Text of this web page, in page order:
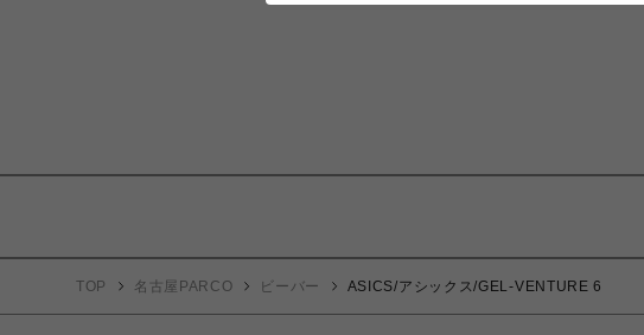
TOP 名古屋PARCO ビーバー ASICS/アシックス/GEL-VENTURE 6